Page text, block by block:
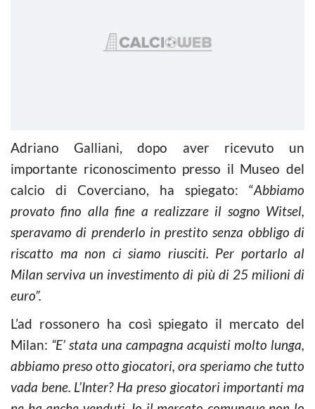
Adriano Galliani, dopo aver ricevuto un
importante riconoscimento presso il Museo del
calcio di Coverciano, ha spiegato: “Abbiamo
provato fino alla fine a realizzare il sogno Witsel,
speravamo di prenderlo in prestito senza obbligo di
riscatto ma non ci siamo riusciti. Per portarlo al
Milan serviva un investimento di più di 25 milioni di
euro”.
L’ad rossonero ha così spiegato il mercato del
Milan: “E’ stata una campagna acquisti molto lunga,
abbiamo preso otto giocatori, ora speriamo che tutto
vada bene. L’Inter? Ha preso giocatori importanti ma